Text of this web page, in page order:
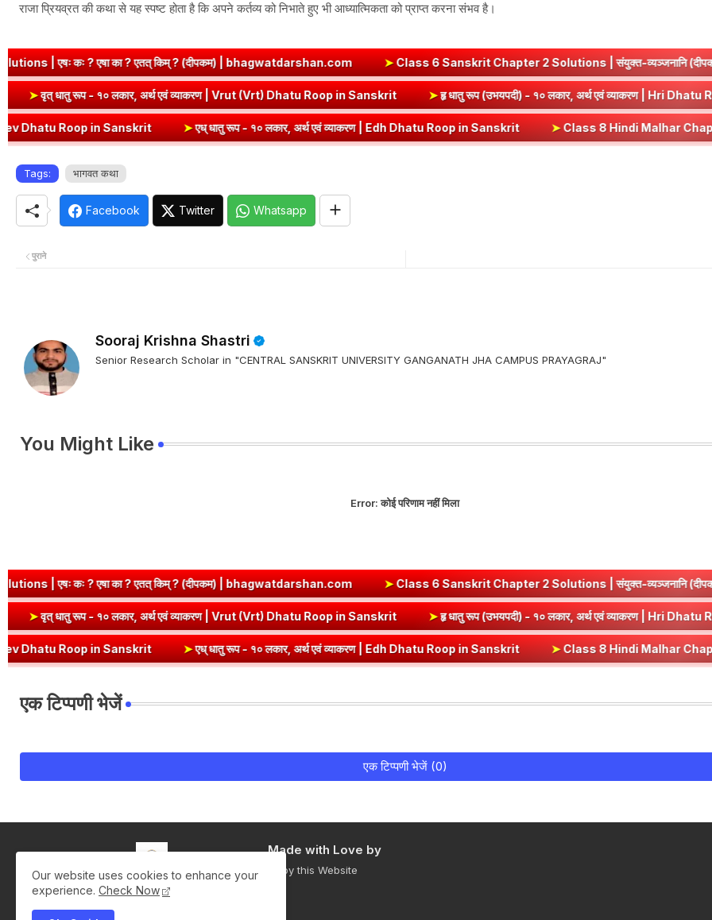
राजा प्रियव्रत की कथा से यह स्पष्ट होता है कि अपने कर्तव्य को निभाते हुए भी आध्यात्मिकता को प्राप्त करना संभव है।
का ? एतत् किम् ? (दीपकम) | bhagwatdarshan.com ➤Class 6 Sanskrit Chapter 2 Solutions | संयुक्त-व्यञ्जनानि (दीपकम) |
in Sanskrit ➤वृत् धातु रूप - १० लकार, अर्थ एवं व्याकरण | Vrut (Vrt) Dhatu Roop in Sanskrit ➤हृ धातु रूप (उभयपदी) - १० लकार, अर्थ एवं
in Sanskrit ➤एध् धातु रूप - १० लकार, अर्थ एवं व्याकरण | Edh Dhatu Roop in Sanskrit ➤Class 8 Hindi Malhar Chapter 4 Haridwar |
Tags: भागवत कथा
Facebook Twitter Whatsapp
पुराने
Sooraj Krishna Shastri
Senior Research Scholar in "CENTRAL SANSKRIT UNIVERSITY GANGANATH JHA CAMPUS PRAYAGRAJ"
You Might Like
Error:कोई परिणाम नहीं मिला
का ? एतत् किम् ? (दीपकम) | bhagwatdarshan.com ➤Class 6 Sanskrit Chapter 2 Solutions | संयुक्त-व्यञ्जनानि (दीपकम) |
in Sanskrit ➤वृत् धातु रूप - १० लकार, अर्थ एवं व्याकरण | Vrut (Vrt) Dhatu Roop in Sanskrit ➤हृ धातु रूप (उभयपदी) - १० लकार, अर्थ एवं
in Sanskrit ➤एध् धातु रूप - १० लकार, अर्थ एवं व्याकरण | Edh Dhatu Roop in Sanskrit ➤Class 8 Hindi Malhar Chapter 4 Haridwar |
एक टिप्पणी भेजें
एक टिप्पणी भेजें (0)
Made with Love by
Enjoy this Website
Our website uses cookies to enhance your
experience. Check Now